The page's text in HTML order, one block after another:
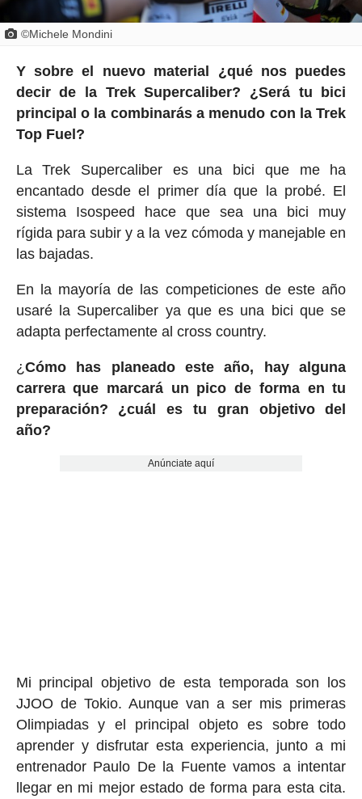
©Michele Mondini
Y sobre el nuevo material ¿qué nos puedes
decir de la Trek Supercaliber? ¿Será tu bici
principal o la combinarás a menudo con la Trek
Top Fuel?
La Trek Supercaliber es una bici que me ha
encantado desde el primer día que la probé. El
sistema Isospeed hace que sea una bici muy
rígida para subir y a la vez cómoda y manejable en
las bajadas.
En la mayoría de las competiciones de este año
usaré la Supercaliber ya que es una bici que se
adapta perfectamente al cross country.
¿Cómo has planeado este año, hay alguna
carrera que marcará un pico de forma en tu
preparación? ¿cuál es tu gran objetivo del
año?
Anúnciate aquí
Mi principal objetivo de esta temporada son los
JJOO de Tokio. Aunque van a ser mis primeras
Olimpiadas y el principal objeto es sobre todo
aprender y disfrutar esta experiencia, junto a mi
entrenador Paulo De la Fuente vamos a intentar
llegar en mi mejor estado de forma para esta cita.